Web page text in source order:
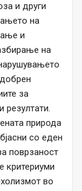
и други
на
и
на
за
резултати.
природа
со еден
поврзаност
критериуми
во